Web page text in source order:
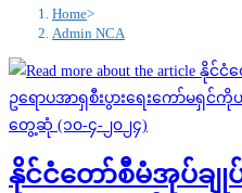
Home>
Admin NCA
နိုင်ငံ‌တော်စီမံအုပ်ချု